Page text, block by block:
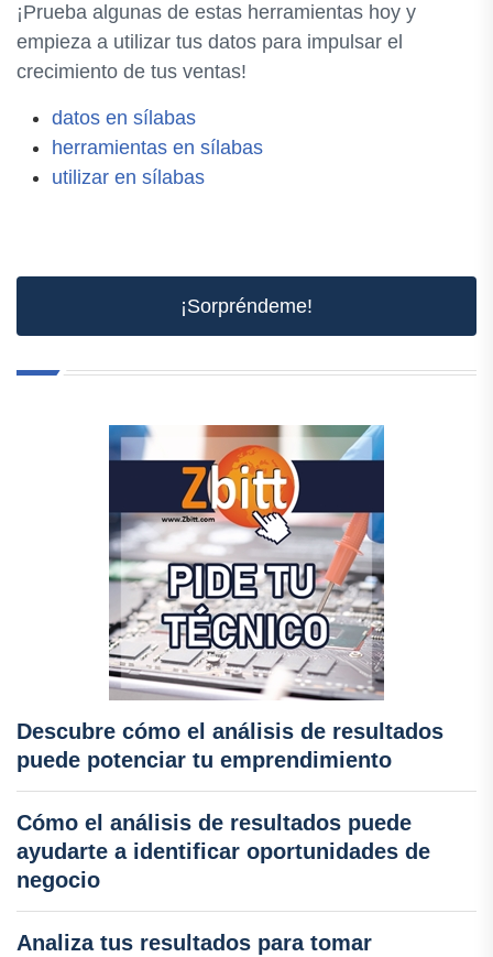
¡Prueba algunas de estas herramientas hoy y
empieza a utilizar tus datos para impulsar el
crecimiento de tus ventas!
datos en sílabas
herramientas en sílabas
utilizar en sílabas
¡Sorpréndeme!
Descubre cómo el análisis de resultados
puede potenciar tu emprendimiento
Cómo el análisis de resultados puede
ayudarte a identificar oportunidades de
negocio
Analiza tus resultados para tomar